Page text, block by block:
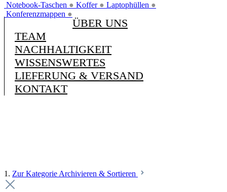
Notebook-Taschen ● Koffer ● Laptophüllen ●
Konferenzmappen ●
ÜBER UNS
TEAM
NACHHALTIGKEIT
WISSENSWERTES
LIEFERUNG & VERSAND
KONTAKT
1. Zur Kategorie Archivieren & Sortieren